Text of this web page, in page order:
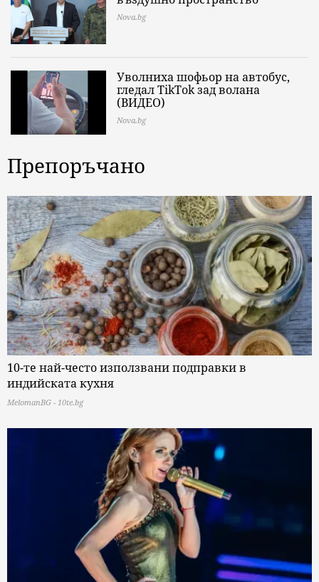
Nova.bg
Уволниха шофьор на автобус,
гледал TikTok зад волана
(ВИДЕО)
Nova.bg
Препоръчано
10-те най-често използвани подправки в
индийската кухня
MelomanBG - 10te.bg